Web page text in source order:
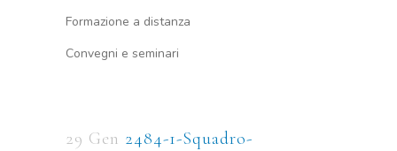
Formazione a distanza
Convegni e seminari
29 Gen 2484-1-Squadro-